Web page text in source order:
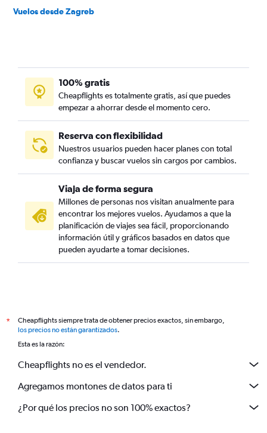
Vuelos desde Zagreb
100% gratis
Cheapflights es totalmente gratis, así que puedes
empezar a ahorrar desde el momento cero.
Reserva con flexibilidad
Nuestros usuarios pueden hacer planes con total
confianza y buscar vuelos sin cargos por cambios.
Viaja de forma segura
Millones de personas nos visitan anualmente para
encontrar los mejores vuelos. Ayudamos a que la
planificación de viajes sea fácil, proporcionando
información útil y gráficos basados en datos que
pueden ayudarte a tomar decisiones.
*
Cheapflights siempre trata de obtener precios exactos, sin embargo,
los precios no están garantizados.
Esta es la razón:
Cheapflights no es el vendedor.
Agregamos montones de datos para ti
¿Por qué los precios no son 100% exactos?